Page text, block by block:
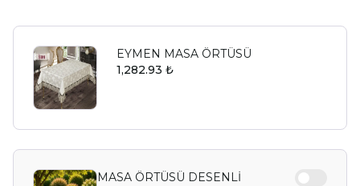
EYMEN MASA ÖRTÜSÜ
1,282.93 ₺
MASA ÖRTÜSÜ DESENLİ